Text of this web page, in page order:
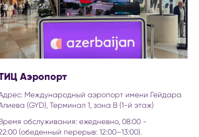
Аэропорт
Международный аэропорт имени Гейдара
(GYD), Терминал 1, зона B (1-й этаж)
обслуживания: ежедневно, 08:00 -
(обеденный перерыв: 12:00–13:00).